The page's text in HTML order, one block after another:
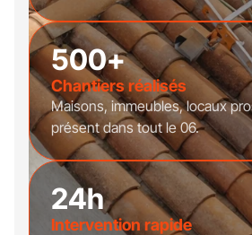
500+
Chantiers réalisés
Maisons, immeubles, locaux
présent dans tout le 06.
24h
Intervention rapide